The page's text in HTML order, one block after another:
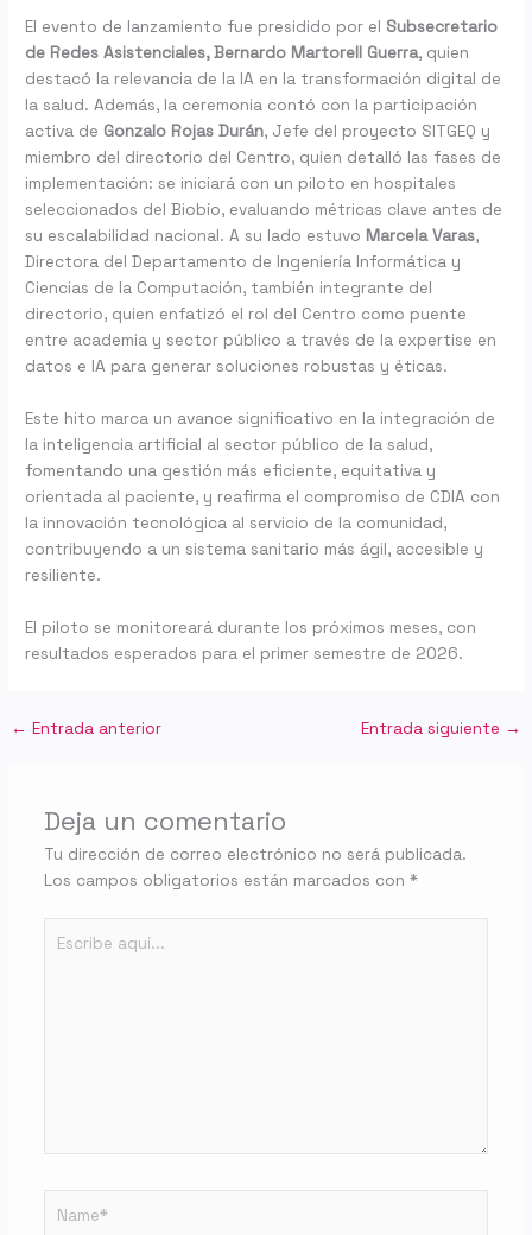
El evento de lanzamiento fue presidido por el Subsecretario
de Redes Asistenciales, Bernardo Martorell Guerra, quien
destacó la relevancia de la IA en la transformación digital de
la salud. Además, la ceremonia contó con la participación
activa de Gonzalo Rojas Durán, Jefe del proyecto SITGEQ y
miembro del directorio del Centro, quien detalló las fases de
implementación: se iniciará con un piloto en hospitales
seleccionados del Biobío, evaluando métricas clave antes de
su escalabilidad nacional. A su lado estuvo Marcela Varas,
Directora del Departamento de Ingeniería Informática y
Ciencias de la Computación, también integrante del
directorio, quien enfatizó el rol del Centro como puente
entre academia y sector público a través de la expertise en
datos e IA para generar soluciones robustas y éticas.
Este hito marca un avance significativo en la integración de
la inteligencia artificial al sector público de la salud,
fomentando una gestión más eficiente, equitativa y
orientada al paciente, y reafirma el compromiso de CDIA con
la innovación tecnológica al servicio de la comunidad,
contribuyendo a un sistema sanitario más ágil, accesible y
resiliente.
El piloto se monitoreará durante los próximos meses, con
resultados esperados para el primer semestre de 2026.
← Entrada anterior Entrada siguiente →
Deja un comentario
Tu dirección de correo electrónico no será publicada.
Los campos obligatorios están marcados con *
aquí...